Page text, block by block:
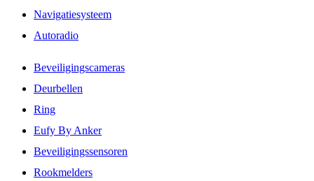
Navigatiesysteem
Autoradio
Beveiligingscameras
Deurbellen
Ring
Eufy By Anker
Beveiligingssensoren
Rookmelders